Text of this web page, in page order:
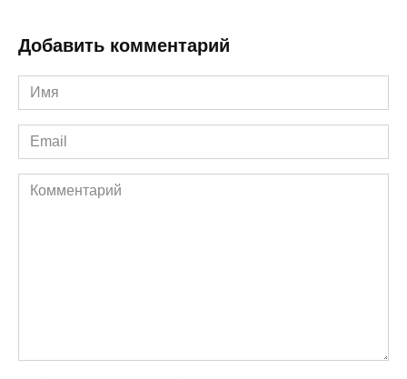
Добавить комментарий
Имя
*
Email
*
Комментарий